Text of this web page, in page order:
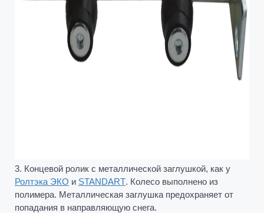
3. Концевой ролик с металлической заглушкой, как у
Ролтэка ЭКО и STANDART. Колесо выполнено из
полимера. Металлическая заглушка предохраняет от
попадания в направляющую снега.